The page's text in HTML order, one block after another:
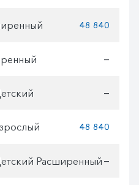
48 840
—
—
48 840
Расширенный —